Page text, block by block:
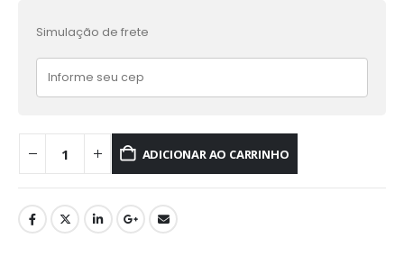
Simulação de frete
ADICIONAR AO CARRINHO